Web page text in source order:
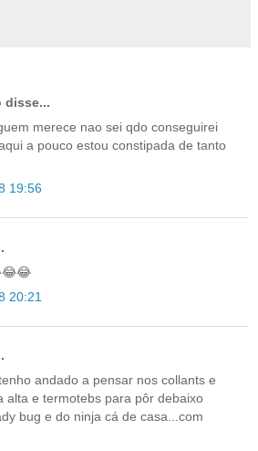
disse...
merece nao sei qdo conseguirei
a pouco estou constipada de tanto
19:56
20:21
andado a pensar nos collants e
alta e termotebs para pôr debaixo
bug e do ninja cá de casa...com